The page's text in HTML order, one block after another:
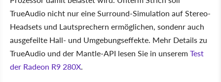
TrueAudio nicht nur eine Surround-Simulation auf Stereo-
Headsets und Lautsprechern ermöglichen, sondenr auch
ausgefeilte Hall- und Umgebungseffekte. Mehr Details zu
TrueAudio und der Mantle-API lesen Sie in unseremTest
der Radeon R9 280X.